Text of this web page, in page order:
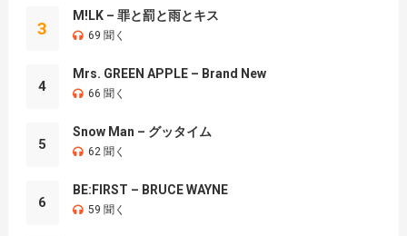
3
M!LK – 罪と罰と雨とキス
69 聞く
4
Mrs. GREEN APPLE – Brand New
66 聞く
5
Snow Man – グッタイム
62 聞く
6
BE:FIRST – BRUCE WAYNE
59 聞く